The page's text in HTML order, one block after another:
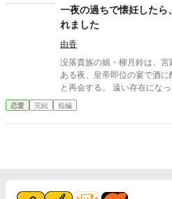
のせいで、その一線は越え
た私なら……。 ****** 2021/05/29 公開 ****** 表紙 いもこは妹
pixivID:11163077
一夜の過ちで懐妊したら
れました
由香
没落貴族の娘・柳月鈴は、宮
ある夜、皇帝即位の宴で酒
と再会する。 遠い存在になったはずの彼。 けれど、その夜をきっ
かけに月鈴の運命は大きく動き出す。 冷酷と恐れ
なぜか彼女だけには甘すぎ
恋愛 完結 短編